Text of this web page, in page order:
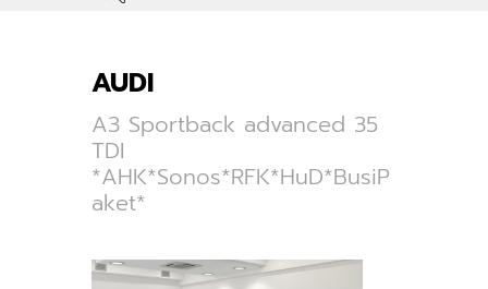
AUDI
A3 Sportback advanced 35
TDI
*AHK*Sonos*RFK*HuD*BusiP
aket*